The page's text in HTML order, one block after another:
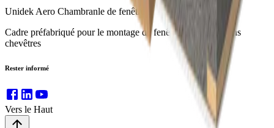
Unidek Aero Chambranle de fenêtre
Cadre préfabriqué pour le montage de fenêtres de toiture sans
chevêtres
Rester informé
Vers le Haut